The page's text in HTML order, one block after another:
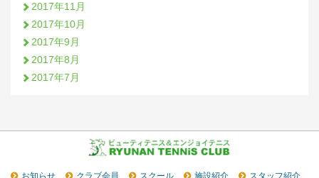
2017年11月
2017年10月
2017年9月
2017年8月
2017年7月
お知らせ クラブ会員 スクール 施設紹介 スタッフ紹介